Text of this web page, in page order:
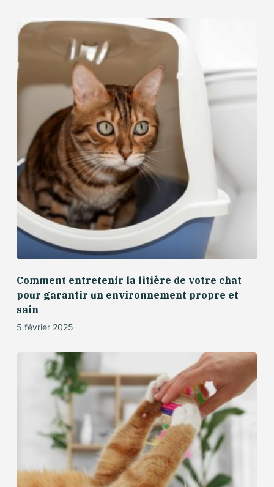
Comment entretenir la litière de votre chat
pour garantir un environnement propre et
sain
5 février 2025